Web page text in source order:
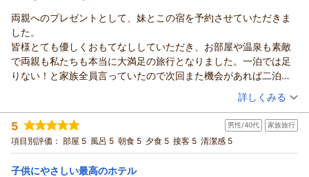
ご利用誠にありがとうございました。
ホテル松本楼
須長 政幸
（返信日：2026/07/01）
お気に入り頂き「お部屋でも楽しくのんびり
過ごすことができました！ 食事の際には、
キッズスペースがある席で、娘も飽きずに
過ごせたので大人ものんびり食事ができました。
離乳食も用意していただき、家族全員で
ベビーソープまで用意されていて、子どものものを
何も持たずにお風呂に行かれる！シャンプーハットも
あったので子どもがもう少し大きくなっていても
安心かなと思いました。」とのコメント、有り難いです。
【ホテル松本楼】やさしさとふれあいの温泉宿からの返信
タグマ 様
先日はお子様との旅行に伊香保温泉の
ホテル松本楼をお選び頂きまして
誠にありがとうございました
小さなお子様からお年を召された
お客様まで、ご家族そろっての楽しい
ひとときをお過ごしいただけますよう、
お食事やお風呂などにも心を配って
おりますので、今年3月にオープンした
両親へのプレゼントとして、妹とこの宿を予約させていただきま
した。
皆様とても優しくおもてなししていただき、お部屋や温泉も素敵
で両親も私たちも本当に大満足の旅行となりました。一泊では足
りない！と家族全員言っていたので次回また機会があれば二泊し
大勢の前での食事が苦手な為、朝食お弁当箱に入れてお部屋で食
べられたのもよかったです。
ありがとうございました。
（投稿日：2026/06/19）
宿泊時期： 2026年06月宿泊 (家族旅行)
投稿者： ゆかさん
宿泊プラン： 【泊まって良かった宿大賞受賞☆記念プラン】スタンダード会
席が料金そのまま＜グレードアップ会席＞に！
和洋室 朝・夕
宿泊価格帯： 30,001円以上(大人一人あたり/税込)
詳しくみる
5 男性/40代 家族旅行
項目別評価： 部屋 5 風呂 5 朝食 5 夕食 5 接客 5 清潔感 5
子供にやさしい最高のホテル